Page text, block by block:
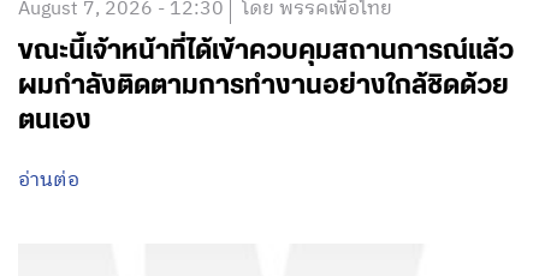
August 7, 2026 - 12:30 โดย พรรคเพื่อไทย
ขณะนี้เจ้าหน้าที่ได้เข้าควบคุมสถานการณ์แล้ว
ผมกำลังติดตามการทำงานอย่างใกล้ชิดด้วย
ตนเอง
อ่านต่อ